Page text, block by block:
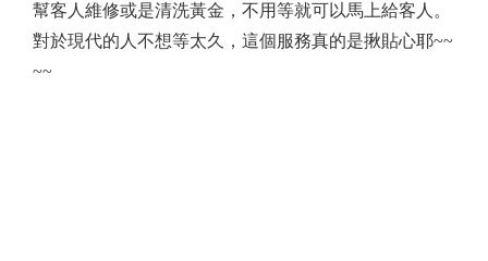
幫客人維修或是清洗黃金，不用等就可以馬上給客人。
對於現代的人不想等太久，這個服務真的是揪貼心耶~~
~~